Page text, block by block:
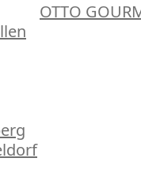
OTTO